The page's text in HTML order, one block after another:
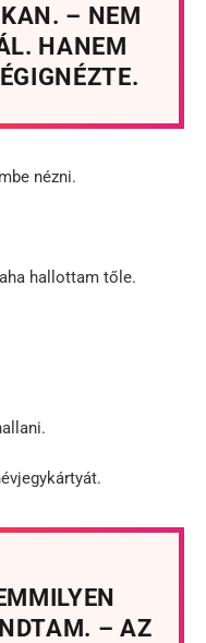
– NEM
HANEM
nézni.
hallottam tőle.
– AZ